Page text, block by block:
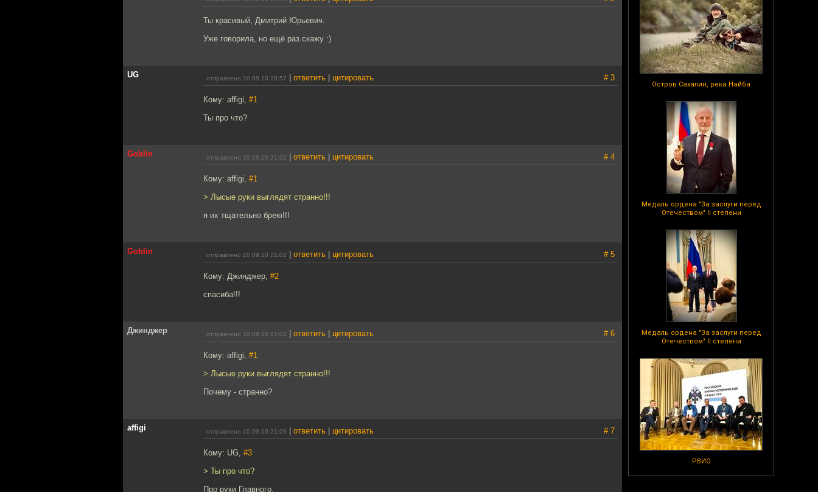
Остров Сахалин, река Найба
Медаль ордена "За заслуги перед
Отечеством" II степени
Медаль ордена "За заслуги перед
Отечеством" II степени
РВИО
Ты красивый, Дмитрий Юрьевич.
Уже говорила, но ещё раз скажу :)
UG отправлено 10.09.10 20:57 ответить цитировать # 3
Кому: affigi, #1
Ты про что?
Goblin отправлено 10.09.10 21:02 ответить цитировать # 4
Кому: affigi, #1
> Лысые руки выглядят странно!!!
я их тщательно брею!!!
Goblin отправлено 10.09.10 21:02 ответить цитировать # 5
Кому: Джинджер, #2
спасиба!!!
Джинджер отправлено 10.09.10 21:03 ответить цитировать # 6
Кому: affigi, #1
> Лысые руки выглядят странно!!!
Почему - странно?
affigi отправлено 10.09.10 21:09 ответить цитировать # 7
Кому: UG, #3
> Ты про что?
Про руки Главного.